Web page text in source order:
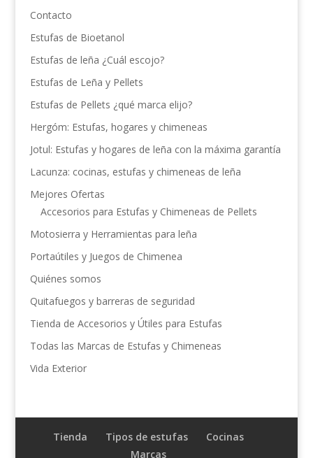
Contacto
Estufas de Bioetanol
Estufas de leña ¿Cuál escojo?
Estufas de Leña y Pellets
Estufas de Pellets ¿qué marca elijo?
Hergóm: Estufas, hogares y chimeneas
Jotul: Estufas y hogares de leña con la máxima garantía
Lacunza: cocinas, estufas y chimeneas de leña
Mejores Ofertas
Accesorios para Estufas y Chimeneas de Pellets
Motosierra y Herramientas para leña
Portaútiles y Juegos de Chimenea
Quiénes somos
Quitafuegos y barreras de seguridad
Tienda de Accesorios y Útiles para Estufas
Todas las Marcas de Estufas y Chimeneas
Vida Exterior
Tienda Tipos de estufas
Cocinas
Marcas